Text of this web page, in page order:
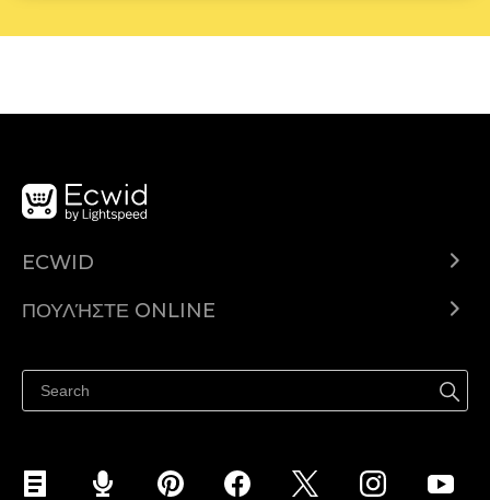
ECWID
Τιμολόγηση
ΠΟΥΛΉΣΤΕ ONLINE
Πουλήστε στο Facebook
Πουλήστε στο Instagram